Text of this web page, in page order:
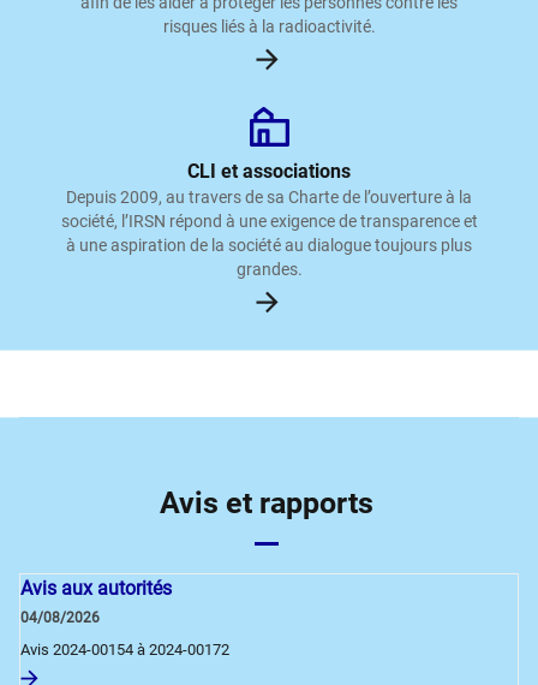
risques liés à la radioactivité.
CLI et associations
Depuis 2009, au travers de sa Charte de l’ouverture à la
société, l’IRSN répond à une exigence de transparence et
à une aspiration de la société au dialogue toujours plus
grandes.
Avis et rapports
Avis aux autorités
04/08/2026
Avis 2024-00154 à 2024-00172